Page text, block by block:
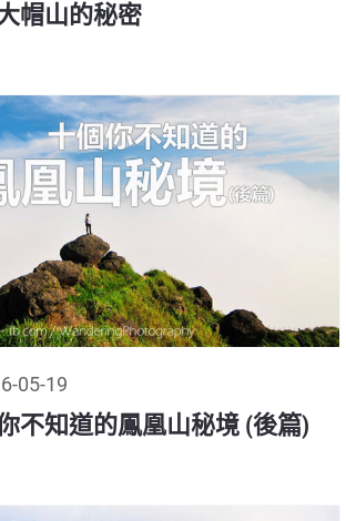
帽山的秘密
05-19
不知道的鳳凰山秘境 (後篇)